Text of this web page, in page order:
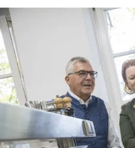
Anwendungen dazu.
der Mittelschule
Unterrichtsmaterialien